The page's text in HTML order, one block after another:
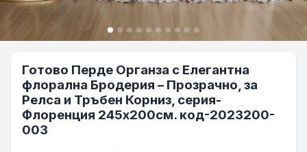
Готово Перде Органза с Елегантна
флорална Бродерия – Прозрачно, за
Релса и Тръбен Корниз, серия-
Флоренция 245x200см. код-2023200-
003